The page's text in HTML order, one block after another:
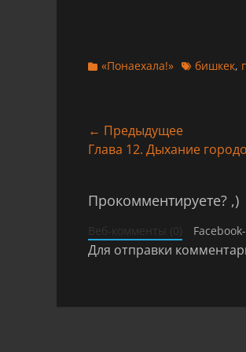
Категории
«Понаехала!» Тегибишкек,
Навигация
по
записям
← Предыдущее
Предыдущая
Глава 12. Дыхание
Прокомментируете? ,)
Веб-комменты (0)
Для отправки